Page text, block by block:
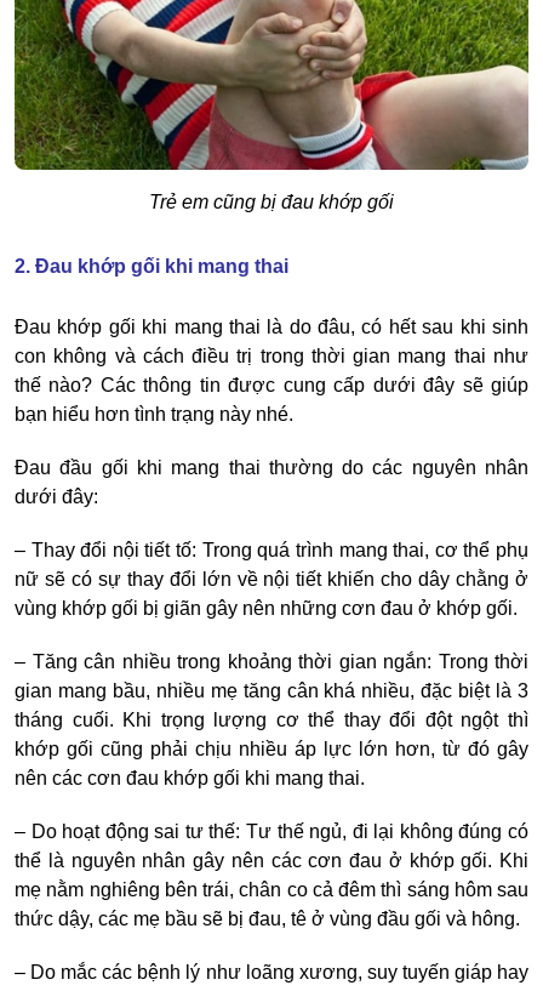
Trẻ em cũng bị đau khớp gối
2. Đau khớp gối khi mang thai
Đau khớp gối khi mang thai là do đâu, có hết sau khi sinh
con không và cách điều trị trong thời gian mang thai như
thế nào? Các thông tin được cung cấp dưới đây sẽ giúp
bạn hiểu hơn tình trạng này nhé.
Đau đầu gối khi mang thai thường do các nguyên nhân
dưới đây:
– Thay đổi nội tiết tố: Trong quá trình mang thai, cơ thể phụ
nữ sẽ có sự thay đổi lớn về nội tiết khiến cho dây chằng ở
vùng khớp gối bị giãn gây nên những cơn đau ở khớp gối.
– Tăng cân nhiều trong khoảng thời gian ngắn: Trong thời
gian mang bầu, nhiều mẹ tăng cân khá nhiều, đặc biệt là 3
tháng cuối. Khi trọng lượng cơ thể thay đổi đột ngột thì
khớp gối cũng phải chịu nhiều áp lực lớn hơn, từ đó gây
nên các cơn đau khớp gối khi mang thai.
– Do hoạt động sai tư thế: Tư thế ngủ, đi lại không đúng có
thể là nguyên nhân gây nên các cơn đau ở khớp gối. Khi
mẹ nằm nghiêng bên trái, chân co cả đêm thì sáng hôm sau
thức dậy, các mẹ bầu sẽ bị đau, tê ở vùng đầu gối và hông.
– Do mắc các bệnh lý như loãng xương, suy tuyến giáp hay